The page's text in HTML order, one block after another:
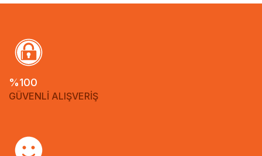
%100
GÜVENLİ ALIŞVERİŞ